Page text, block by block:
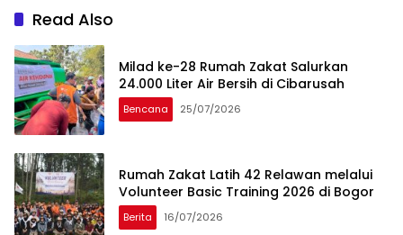
BinaanRead Also
Milad ke-28 Rumah Zakat Salurkan
24.000 Liter Air Bersih di Cibarusah
Bencana 25/07/2026
Rumah Zakat Latih 42 Relawan melalui
Volunteer Basic Training 2026 di Bogor
Berita 16/07/2026